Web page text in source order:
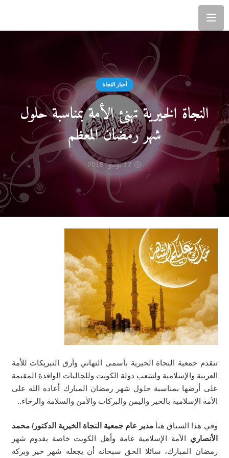
أخبار النجاة
النجاة الخيرية تهنئ الأمة بمناسبة حلول
شهر رمضان المعظم
17 يونيو، 2015
تتقدم جمعية النجاة الخيرية بأسمى التهاني وأرق التبريكات للأمة
العربية والإسلامية ولشعب دولة الكويت وللجاليات الوافدة المقيمة
على أرضها بمناسبة حلول شهر رمضان المبارك أعاده الله على
الأمة الإسلامية بالخير واليمن والبركات والأمن والسلامة والرخاء..
وفي هذا السياق هنأ مدير عام جمعية النجاة الخيرية الدكتور/ محمد
الأنصاري الأمة الإسلامية عامة وأهل الكويت خاصة بقدوم شهر
رمضان المبارك، سائلا الحق سبحانه أن يجعله شهر خير وبركة